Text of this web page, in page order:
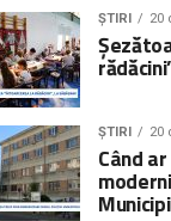
ȘTIRI 20
ȘTIRI 20
Când